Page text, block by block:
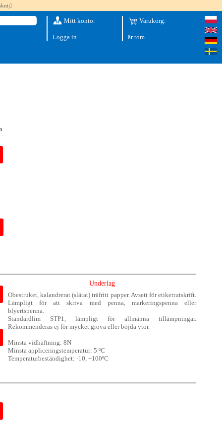
Mitt konto:
Logga in
Varukorg:
är tom
Underlag
Obestruket, kalandrerat (slätat) träfritt papper. Avsett för etikettutskrift.
Lämpligt för att skriva med penna, markeringspenna eller
blyertspenna.
Standardlim STP1, lämpligt för allmänna tillämpningar.
Rekommenderas ej för mycket grova eller böjda ytor.
Minsta vidhäftning: 8N
Minsta appliceringstemperatur: 5 ºC
Temperaturbeständighet: -10, +100ºC